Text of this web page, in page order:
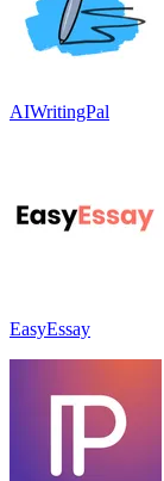
AIWritingPal
EasyEssay